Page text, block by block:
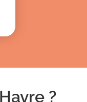
?